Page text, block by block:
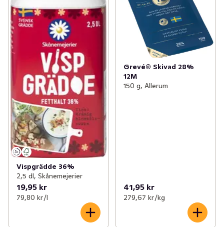
Vispgrädde 36%
2,5 dl, Skånemejerier
19,95 kr
79,80 kr /l
Grevé® Skivad 28%
12M
150 g, Allerum
41,95 kr
279,67 kr /kg